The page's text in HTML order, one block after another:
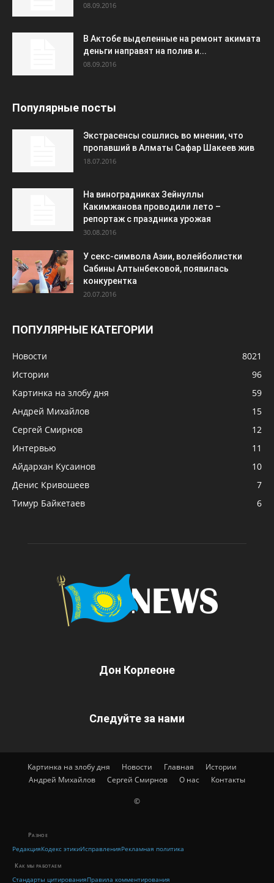
08.09.2016
В Актобе выделенные на ремонт акимата
деньги направят на полив и...
08.09.2016
Популярные посты
Экстрасенсы сошлись во мнении, что
пропавший в Алматы Сафар Шакеев жив
18.07.2016
На виноградниках Зейнуллы
Какимжанова проводили лето –
репортаж с праздника урожая
30.08.2016
У секс-символа Азии, волейболистки
Сабины Алтынбековой, появилась
конкурентка
20.07.2016
ПОПУЛЯРНЫЕ КАТЕГОРИИ
Новости
8021
Истории
96
Картинка на злобу дня
59
Андрей Михайлов
15
Сергей Смирнов
12
Интервью
11
Айдархан Кусаинов
10
Денис Кривошеев
7
Тимур Байкетаев
6
Дон Корлеоне
Следуйте за нами
Картинка на злобу дня Новости Главная
Истории
Андрей Михайлов
Сергей Смирнов О нас Контакты
©
Разное
РедакцияКодекс этикиИсправленияРекламная политика
Как мы работаем
Стандарты цитированияПравила комментирования